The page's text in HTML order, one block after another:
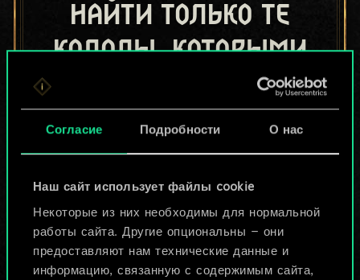
Согласие Подробности О нас
Наш сайт использует файлы cookie
Некоторые из них необходимы для нормальной
работы сайта. Другие опциональны — они
предоставляют нам технические данные и
информацию, связанную с содержимым сайта,
найти только те
колоды, которыми
поделились другие
игроки.
Но их может быть
больше!
Назвать колоду и описать её